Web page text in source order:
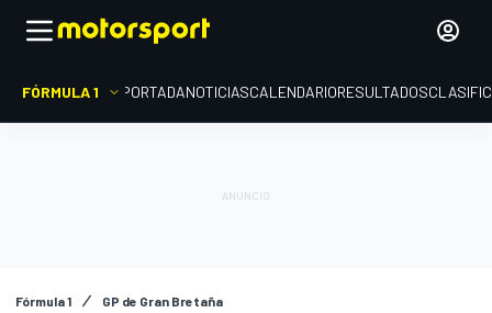
FÓRMULA 1 PORTADANOTICIASCALENDARIORESULTADOS
Fórmula 1 GP de Gran Bretaña